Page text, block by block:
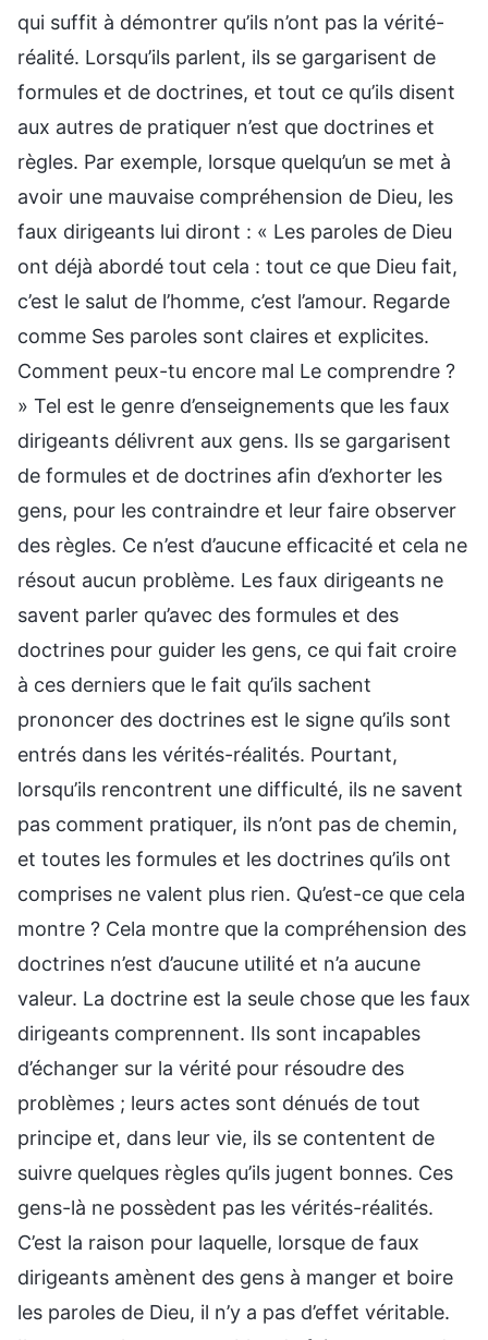
qui suffit à démontrer qu’ils n’ont pas la vérité-
réalité. Lorsqu’ils parlent, ils se gargarisent de
formules et de doctrines, et tout ce qu’ils disent
aux autres de pratiquer n’est que doctrines et
règles. Par exemple, lorsque quelqu’un se met à
avoir une mauvaise compréhension de Dieu, les
faux dirigeants lui diront : « Les paroles de Dieu
ont déjà abordé tout cela : tout ce que Dieu fait,
c’est le salut de l’homme, c’est l’amour. Regarde
comme Ses paroles sont claires et explicites.
Comment peux-tu encore mal Le comprendre ?
» Tel est le genre d’enseignements que les faux
dirigeants délivrent aux gens. Ils se gargarisent
de formules et de doctrines afin d’exhorter les
gens, pour les contraindre et leur faire observer
des règles. Ce n’est d’aucune efficacité et cela ne
résout aucun problème. Les faux dirigeants ne
savent parler qu’avec des formules et des
doctrines pour guider les gens, ce qui fait croire
à ces derniers que le fait qu’ils sachent
prononcer des doctrines est le signe qu’ils sont
entrés dans les vérités-réalités. Pourtant,
lorsqu’ils rencontrent une difficulté, ils ne savent
pas comment pratiquer, ils n’ont pas de chemin,
et toutes les formules et les doctrines qu’ils ont
comprises ne valent plus rien. Qu’est-ce que cela
montre ? Cela montre que la compréhension des
doctrines n’est d’aucune utilité et n’a aucune
valeur. La doctrine est la seule chose que les faux
dirigeants comprennent. Ils sont incapables
d’échanger sur la vérité pour résoudre des
problèmes ; leurs actes sont dénués de tout
principe et, dans leur vie, ils se contentent de
suivre quelques règles qu’ils jugent bonnes. Ces
gens-là ne possèdent pas les vérités-réalités.
C’est la raison pour laquelle, lorsque de faux
dirigeants amènent des gens à manger et boire
les paroles de Dieu, il n’y a pas d’effet véritable.